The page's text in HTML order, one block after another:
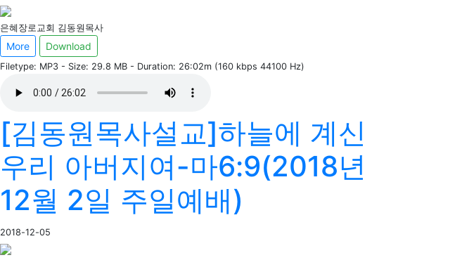
은혜장로교회 김동원목사
More Download
Filetype: MP3 - Size: 29.8 MB - Duration: 26:02m (160 kbps 44100 Hz)
[김동원목사설교]하늘에 계신
우리 아버지여-마6:9(2018년
12월 2일 주일예배)
2018-12-05